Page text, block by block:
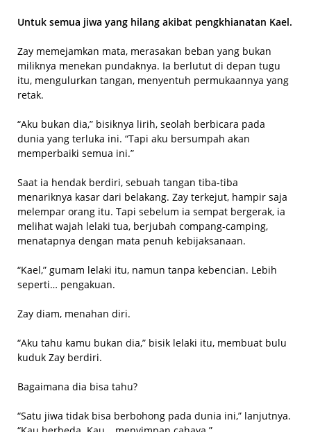
Untuk semua jiwa yang hilang akibat pengkhianatan Kael.
Zay memejamkan mata, merasakan beban yang bukan
miliknya menekan pundaknya. Ia berlutut di depan tugu
itu, mengulurkan tangan, menyentuh permukaannya yang
retak.
“Aku bukan dia,” bisiknya lirih, seolah berbicara pada
dunia yang terluka ini. “Tapi aku bersumpah akan
memperbaiki semua ini.”
Saat ia hendak berdiri, sebuah tangan tiba-tiba
menariknya kasar dari belakang. Zay terkejut, hampir saja
melempar orang itu. Tapi sebelum ia sempat bergerak, ia
melihat wajah lelaki tua, berjubah compang-camping,
menatapnya dengan mata penuh kebijaksanaan.
“Kael,” gumam lelaki itu, namun tanpa kebencian. Lebih
seperti… pengakuan.
Zay diam, menahan diri.
“Aku tahu kamu bukan dia,” bisik lelaki itu, membuat bulu
kuduk Zay berdiri.
Bagaimana dia bisa tahu?
“Satu jiwa tidak bisa berbohong pada dunia ini,” lanjutnya.